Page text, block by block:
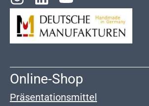
Online-Shop
Präsentationsmittel